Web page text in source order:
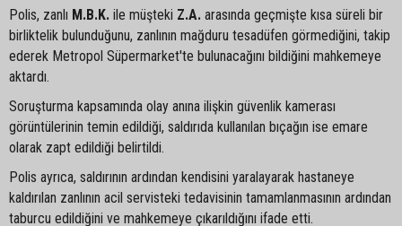
Polis, zanlı M.B.K. ile müşteki Z.A. arasında geçmişte kısa süreli bir
birliktelik bulunduğunu, zanlının mağduru tesadüfen görmediğini, takip
ederek Metropol Süpermarket'te bulunacağını bildiğini mahkemeye
aktardı.
Soruşturma kapsamında olay anına ilişkin güvenlik kamerası
görüntülerinin temin edildiği, saldırıda kullanılan bıçağın ise emare
olarak zapt edildiği belirtildi.
Polis ayrıca, saldırının ardından kendisini yaralayarak hastaneye
kaldırılan zanlının acil servisteki tedavisinin tamamlanmasının ardından
taburcu edildiğini ve mahkemeye çıkarıldığını ifade etti.